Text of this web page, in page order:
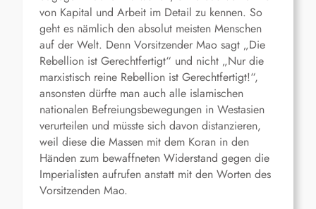
von Kapital und Arbeit im Detail zu kennen. So
geht es nämlich den absolut meisten Menschen
auf der Welt. Denn Vorsitzender Mao sagt „Die
Rebellion ist Gerechtfertigt“ und nicht „Nur die
marxistisch reine Rebellion ist Gerechtfertigt!“,
ansonsten dürfte man auch alle islamischen
nationalen Befreiungsbewegungen in Westasien
verurteilen und müsste sich davon distanzieren,
weil diese die Massen mit dem Koran in den
Händen zum bewaffneten Widerstand gegen die
Imperialisten aufrufen anstatt mit den Worten des
Vorsitzenden Mao.